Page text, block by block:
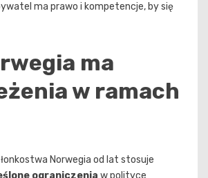
ma prawo i kompetencje, by się
ma
w ramach
Norwegia od lat stosuje